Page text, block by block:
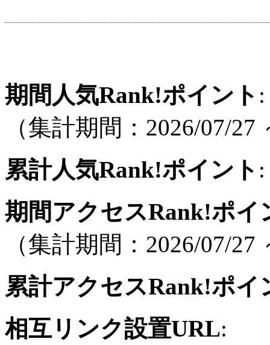
期間人気Rank!ポイント
（集計期間：2026/07/27
累計人気Rank!ポイント
期間アクセスRank!ポイ
（集計期間：2026/07/27
累計アクセスRank!ポイ
相互リンク設置URL: